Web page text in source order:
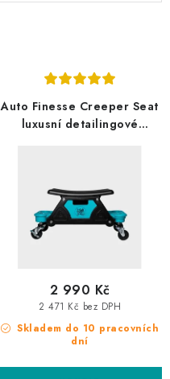
Auto Finesse Creeper Seat
luxusní detailingové
Skladem do 10 pracovních
dní
2 471 Kč bez DPH
2 990 Kč